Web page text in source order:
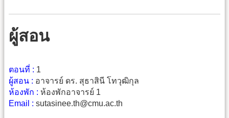
ผู้สอน
ตอนที่ : 1
ผู้สอน : อาจารย์ ดร. สุธาสินี โทวุฒิกุล
ห้องพัก : ห้องพักอาจารย์ 1
Email : sutasinee.th@cmu.ac.th